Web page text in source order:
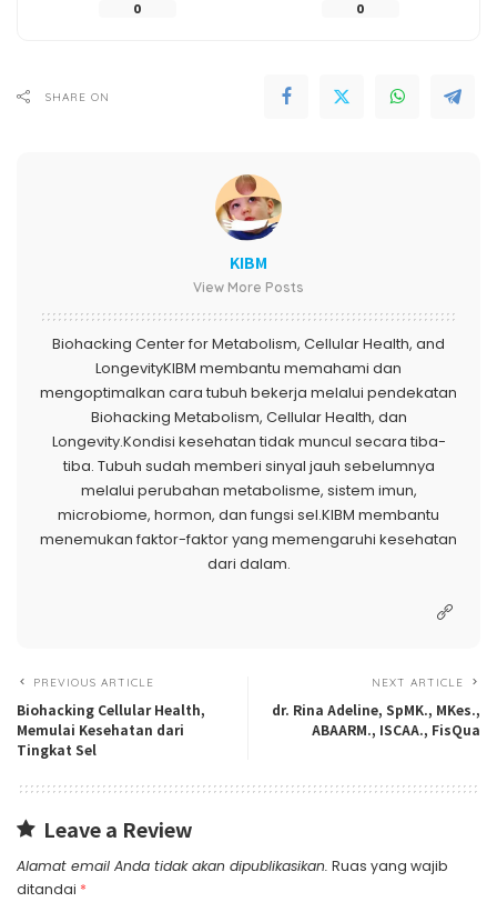
0 0
SHARE ON
KIBM
View More Posts
Biohacking Center for Metabolism, Cellular Health, and
LongevityKIBM membantu memahami dan
mengoptimalkan cara tubuh bekerja melalui pendekatan
Biohacking Metabolism, Cellular Health, dan
Longevity.Kondisi kesehatan tidak muncul secara tiba-
tiba. Tubuh sudah memberi sinyal jauh sebelumnya
melalui perubahan metabolisme, sistem imun,
microbiome, hormon, dan fungsi sel.KIBM membantu
menemukan faktor-faktor yang memengaruhi kesehatan
dari dalam.
PREVIOUS ARTICLE
Biohacking Cellular Health,
Memulai Kesehatan dari
Tingkat Sel
NEXT ARTICLE
dr. Rina Adeline, SpMK., MKes.,
ABAARM., ISCAA., FisQua
Leave a Review
Alamat email Anda tidak akan dipublikasikan. Ruas yang wajib
ditandai *